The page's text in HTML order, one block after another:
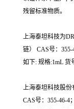
残留标准物质。
上海泰坦科技为
链） CAS号：
如下: 规格:1mL 货
上海泰坦科技股份
CAS号：355-46-4